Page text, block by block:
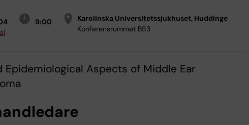
9:00
Karolinska Universitetssjukhuset, Huddinge
Konferensrummet B53
Epidemiological Aspects of Middle Ear